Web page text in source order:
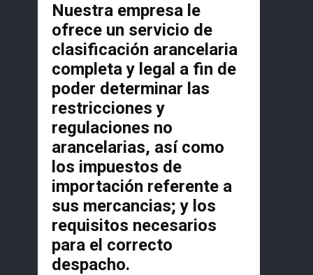
Nuestra empresa le
ofrece un servicio de
clasificación arancelaria
completa y legal a fin de
poder determinar las
restricciones y
regulaciones no
arancelarias, así como
los impuestos de
importación referente a
sus mercancias; y los
requisitos necesarios
para el correcto
despacho.